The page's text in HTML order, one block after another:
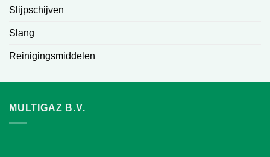
Slijpschijven
Slang
Reinigingsmiddelen
MULTIGAZ B.V.